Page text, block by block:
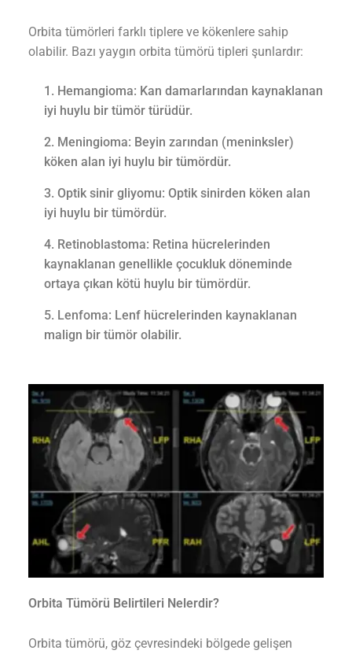
Orbita tümörleri farklı tiplere ve kökenlere sahip
olabilir. Bazı yaygın orbita tümörü tipleri şunlardır:
Hemangioma: Kan damarlarından kaynaklanan
iyi huylu bir tümör türüdür.
Meningioma: Beyin zarından (meninksler)
köken alan iyi huylu bir tümördür.
Optik sinir gliyomu: Optik sinirden köken alan
iyi huylu bir tümördür.
Retinoblastoma: Retina hücrelerinden
kaynaklanan genellikle çocukluk döneminde
ortaya çıkan kötü huylu bir tümördür.
Lenfoma: Lenf hücrelerinden kaynaklanan
malign bir tümör olabilir.
Orbita Tümörü Belirtileri Nelerdir?
Orbita tümörü, göz çevresindeki bölgede gelişen